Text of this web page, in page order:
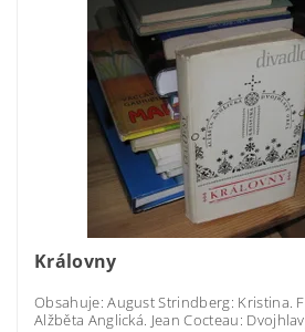
Královny
Obsahuje: August Strindberg: Kristina.
Alžběta Anglická. Jean Cocteau: